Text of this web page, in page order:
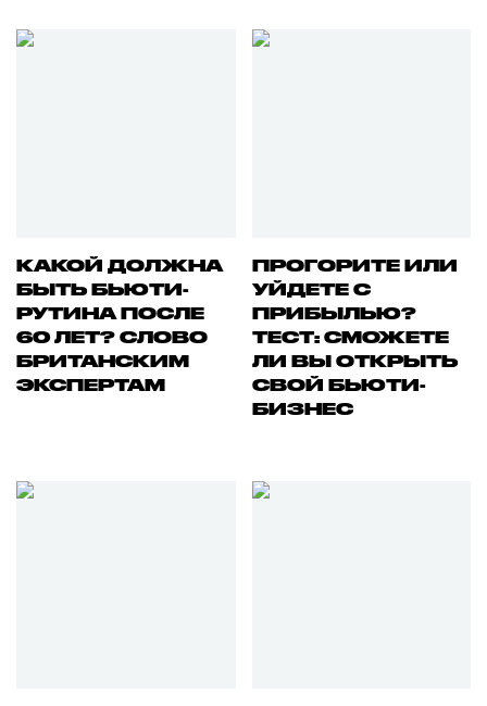
КАКОЙ ДОЛЖНА
БЫТЬ БЬЮТИ-
РУТИНА ПОСЛЕ
60 ЛЕТ? СЛОВО
БРИТАНСКИМ
ЭКСПЕРТАМ
ПРОГОРИТЕ ИЛИ
УЙДЕТЕ С
ПРИБЫЛЬЮ?
ТЕСТ: СМОЖЕТЕ
ЛИ ВЫ ОТКРЫТЬ
СВОЙ БЬЮТИ-
БИЗНЕС